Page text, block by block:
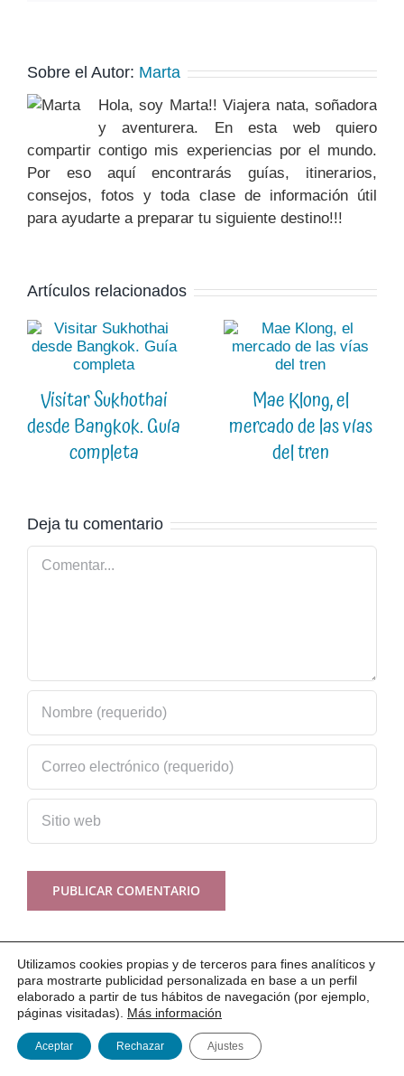
Sobre el Autor: Marta
Hola, soy Marta!! Viajera nata, soñadora
y aventurera. En esta web quiero
compartir contigo mis experiencias por el mundo.
Por eso aquí encontrarás guías, itinerarios,
consejos, fotos y toda clase de información útil
para ayudarte a preparar tu siguiente destino!!!
Artículos relacionados
Visitar Sukhothai
desde Bangkok. Guía
completa
Mae Klong, el
mercado de las vías
del tren
Deja tu comentario
Comentar
Buscar:
Utilizamos cookies propias y de terceros para fines analíticos y
para mostrarte publicidad personalizada en base a un perfil
elaborado a partir de tus hábitos de navegación (por ejemplo,
páginas visitadas). Más información
Aceptar Rechazar Ajustes